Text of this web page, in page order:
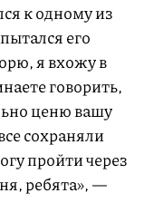
к одному из
его
я вхожу в
говорить,
ценю вашу
сохраняли
пройти через
ребята», —